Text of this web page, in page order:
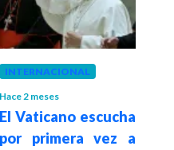
INTERNACIONAL
Hace 2 meses
El Vaticano escucha
por primera vez a